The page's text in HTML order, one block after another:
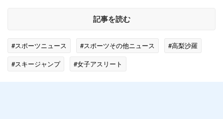
記事を読む
#スポーツニュース #スポーツその他ニュース
#高梨沙羅
#スキージャンプ
#女子アスリート